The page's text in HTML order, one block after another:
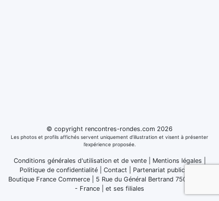
© copyright rencontres-rondes.com 2026
Les photos et profils affichés servent uniquement d’illustration et visent à présenter
l’expérience proposée.
Conditions générales d'utilisation et de vente| Mentions légales
Politique de confidentialité
Contact
Partenariat publicitaire
Boutique France Commerce | 5 Rue du Général Bertrand 75007 Paris
- France
et ses filiales